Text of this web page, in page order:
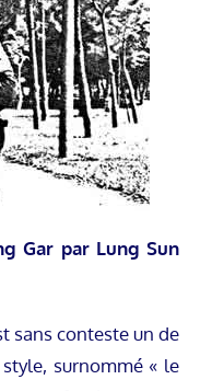
Gar par Lung Sun
sans conteste un de
surnommé « le